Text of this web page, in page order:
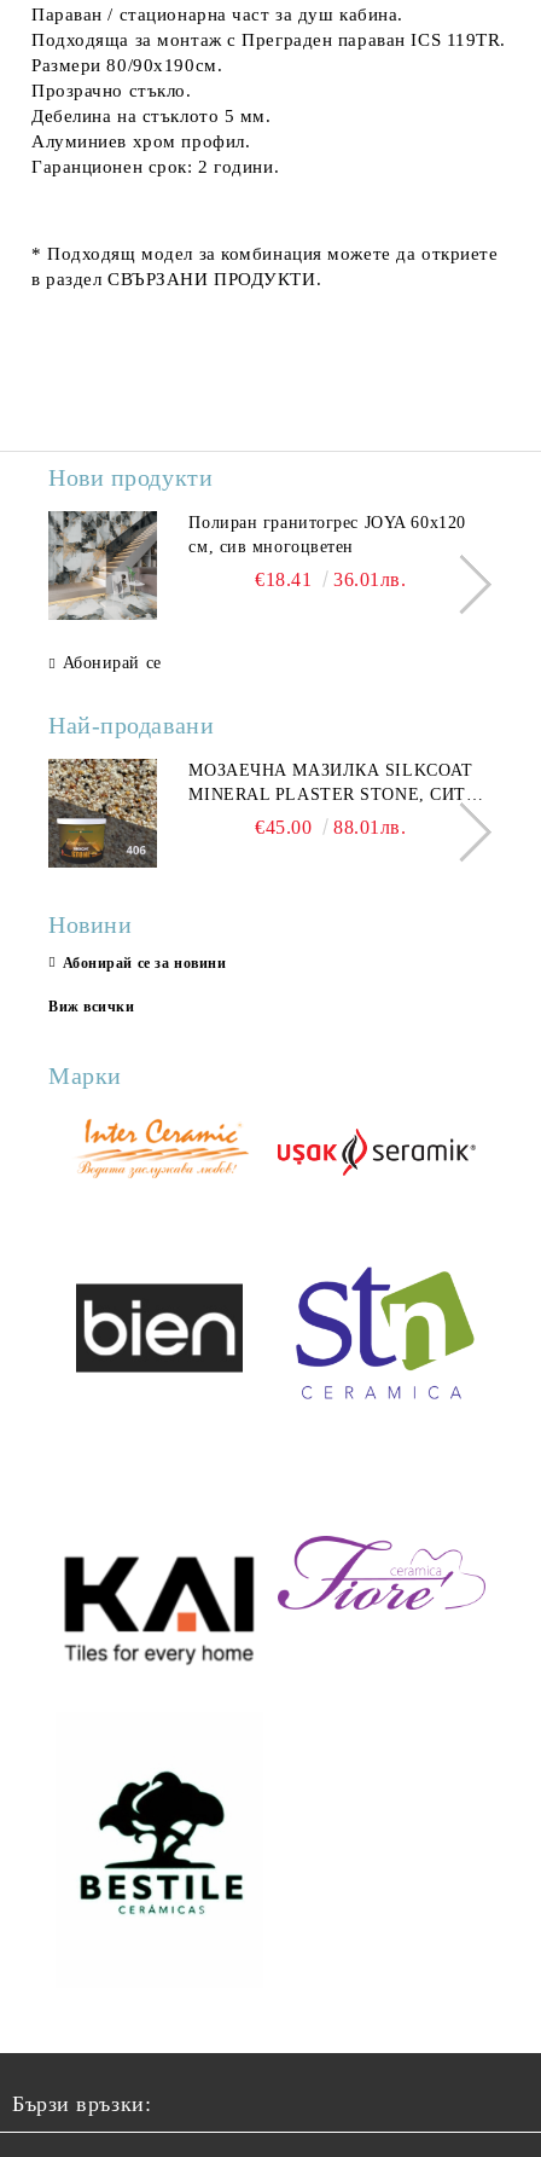
Параван / стационарна част за душ кабина.
Подходяща за монтаж сПреграден параван ICS 119TR.
Размери 80/90х190см.
Прозрачно стъкло.
Дебелина на стъклото 5 мм.
Алуминиев хром профил.
Гаранционен срок: 2 години.
* Подходящ модел за комбинация можете да откриете
в разделСВЪРЗАНИ ПРОДУКТИ.
Нови продукти
Полиран гранитогрес JOYA 60x120
см, сив многоцветен
€18.41 36.01лв.
Абонирай се
Най-продавани
МОЗАЕЧНА МАЗИЛКА SILKCOAT
MINERAL PLASTER STONE, СИТЕН
КАМЪК 406 25КГ
€45.00 88.01лв.
Новини
Абонирай се за новини
Виж всички
Марки
Бързи връзки: